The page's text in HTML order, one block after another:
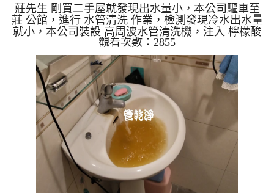
洗
莊先生 剛買二手屋就發現出水量小，本公司驅車至
莊 公館，進行 水管清洗 作業，檢測發現冷水出水量
就小，本公司裝設 高周波水管清洗機，注入 檸檬酸
至水管，等了約15分，開啟 水管清洗機 ，啟動 螺旋
波 模式，一洗水管就洗出黃色髒水，看起來就像維
大力，源源不絕，二個多小時後，出水量恢復正常
了。 如是自來水，如水管老化，會產生鐵鏽跟泥沙
堆積，洗出來的水就會是咖啡色，地下水含有氧化
錳，管壁上會結成黑色管垢，洗出來的水會跟石油一
樣黑，有些洗出綠色的水，是因為裡面有銅的物質，
生鏽產生銅綠，如是藍色...
觀看次數：2855